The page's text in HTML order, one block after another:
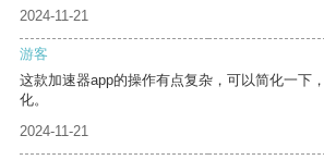
2024-11-21
游客
这款加速器app的操作有点复杂，可以简化一下
化。
2024-11-21